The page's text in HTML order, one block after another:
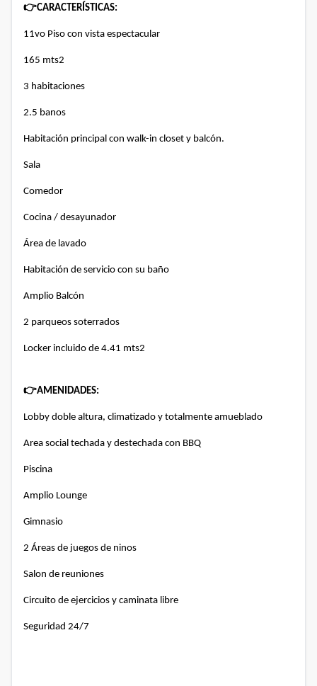
👉CARACTERÍSTICAS:
11vo Piso con vista espectacular
165 mts2
3 habitaciones
2.5 banos
Habitación principal con walk-in closet y balcón.
Sala
Comedor
Cocina / desayunador
Área de lavado
Habitación de servicio con su baño
Amplio Balcón
2 parqueos soterrados
Locker incluido de 4.41 mts2
👉AMENIDADES:
Lobby doble altura, climatizado y totalmente amueblado
Area social techada y destechada con BBQ
Piscina
Amplio Lounge
Gimnasio
2 Áreas de juegos de ninos
Salon de reuniones
Circuito de ejercicios y caminata libre
Seguridad 24/7